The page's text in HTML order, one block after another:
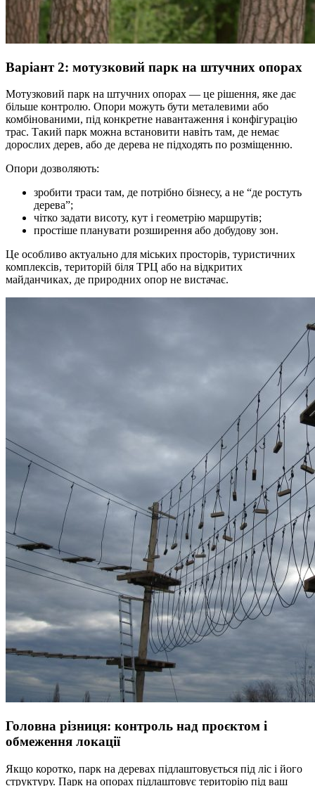
Варіант 2: мотузковий парк на штучних опорах
Мотузковий парк на штучних опорах — це рішення, яке дає
більше контролю. Опори можуть бути металевими або
комбінованими, під конкретне навантаження і конфігурацію
трас. Такий парк можна встановити навіть там, де немає
дорослих дерев, або де дерева не підходять по розміщенню.
Опори дозволяють:
зробити траси там, де потрібно бізнесу, а не “де ростуть
дерева”;
чітко задати висоту, кут і геометрію маршрутів;
простіше планувати розширення або добудову зон.
Це особливо актуально для міських просторів, туристичних
комплексів, територій біля ТРЦ або на відкритих
майданчиках, де природних опор не вистачає.
Головна різниця: контроль над проєктом і
обмеження локації
Якщо коротко, парк на деревах підлаштовується під ліс і його
структуру. Парк на опорах підлаштовує територію під ваш